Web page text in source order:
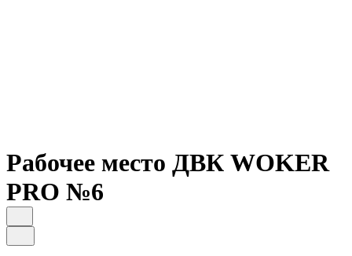
Рабочее место ДВК WOKER
PRO №6